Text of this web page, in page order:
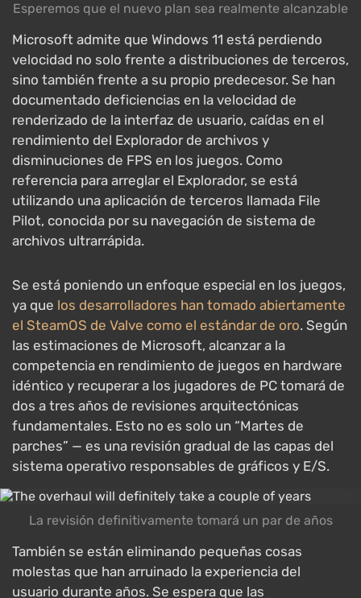
Esperemos que el nuevo plan sea realmente alcanzable
Microsoft admite que Windows 11 está perdiendo
velocidad no solo frente a distribuciones de terceros,
sino también frente a su propio predecesor. Se han
documentado deficiencias en la velocidad de
renderizado de la interfaz de usuario, caídas en el
rendimiento del Explorador de archivos y
disminuciones de FPS en los juegos. Como
referencia para arreglar el Explorador, se está
utilizando una aplicación de terceros llamada File
Pilot, conocida por su navegación de sistema de
archivos ultrarrápida.
Se está poniendo un enfoque especial en los juegos,
ya que los desarrolladores han tomado abiertamente
el SteamOS de Valve como el estándar de oro. Según
las estimaciones de Microsoft, alcanzar a la
competencia en rendimiento de juegos en hardware
idéntico y recuperar a los jugadores de PC tomará de
dos a tres años de revisiones arquitectónicas
fundamentales. Esto no es solo un “Martes de
parches” — es una revisión gradual de las capas del
sistema operativo responsables de gráficos y E/S.
La revisión definitivamente tomará un par de años
También se están eliminando pequeñas cosas
molestas que han arruinado la experiencia del
usuario durante años. Se espera que las